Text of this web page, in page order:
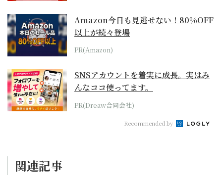
Amazon今日も見逃せない！80%OFF
以上が続々登場
PR(Amazon)
SNSアカウントを着実に成長。実はみ
んなココ使ってます。
PR(Dreaw合同会社)
Recommended by
関連記事